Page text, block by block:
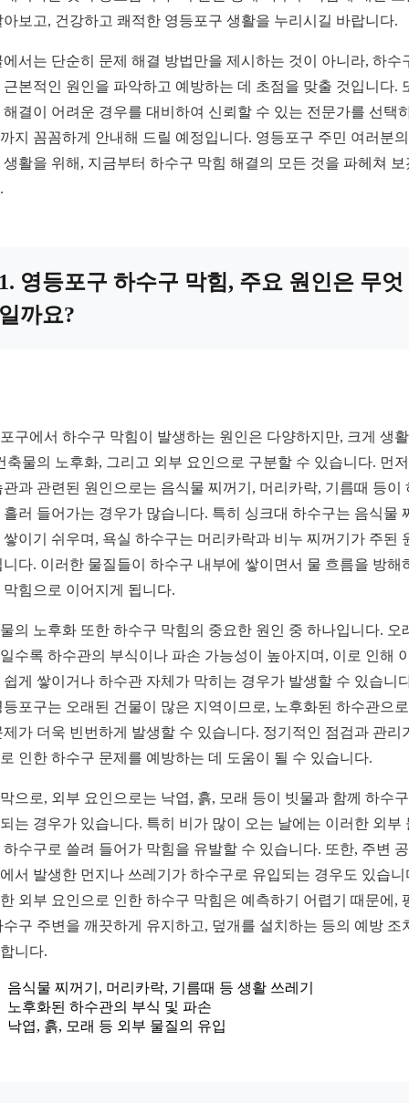
아보고, 건강하고 쾌적한 영등포구 생활을 누리시길 바랍니다.
에서는 단순히 문제 해결 방법만을 제시하는 것이 아니라, 하수
근본적인 원인을 파악하고 예방하는 데 초점을 맞출 것입니다.
해결이 어려운 경우를 대비하여 신뢰할 수 있는 전문가를 선택
지 꼼꼼하게 안내해 드릴 예정입니다. 영등포구 주민 여러분
생활을 위해, 지금부터 하수구 막힘 해결의 모든 것을 파헤쳐 보
영등포구 하수구 막힘, 주요 원인은 무엇
까요?
구에서 하수구 막힘이 발생하는 원인은 다양하지만, 크게 생
축물의 노후화, 그리고 외부 요인으로 구분할 수 있습니다. 먼
관과 관련된 원인으로는 음식물 찌꺼기, 머리카락, 기름때 등이
흘러 들어가는 경우가 많습니다. 특히 싱크대 하수구는 음식물
쌓이기 쉬우며, 욕실 하수구는 머리카락과 비누 찌꺼기가 주된
니다. 이러한 물질들이 하수구 내부에 쌓이면서 물 흐름을 방해
막힘으로 이어지게 됩니다.
의 노후화 또한 하수구 막힘의 중요한 원인 중 하나입니다. 오
수록 하수관의 부식이나 파손 가능성이 높아지며, 이로 인해
쉽게 쌓이거나 하수관 자체가 막히는 경우가 발생할 수 있습니
등포구는 오래된 건물이 많은 지역이므로, 노후화된 하수관으
제가 더욱 빈번하게 발생할 수 있습니다. 정기적인 점검과 관리
인한 하수구 문제를 예방하는 데 도움이 될 수 있습니다.
으로, 외부 요인으로는 낙엽, 흙, 모래 등이 빗물과 함께 하수
는 경우가 있습니다. 특히 비가 많이 오는 날에는 이러한 외부
하수구로 쓸려 들어가 막힘을 유발할 수 있습니다. 또한, 주변
서 발생한 먼지나 쓰레기가 하수구로 유입되는 경우도 있습니
외부 요인으로 인한 하수구 막힘은 예측하기 어렵기 때문에,
수구 주변을 깨끗하게 유지하고, 덮개를 설치하는 등의 예방 조
니다.
음식물 찌꺼기, 머리카락, 기름때 등 생활 쓰레기
노후화된 하수관의 부식 및 파손
낙엽, 흙, 모래 등 외부 물질의 유입